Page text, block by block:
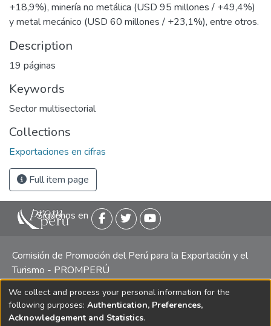
+18,9%), minería no metálica (USD 95 millones / +49,4%)
y metal mecánico (USD 60 millones / +23,1%), entre otros.
Description
19 páginas
Keywords
Sector multisectorial
Collections
Exportaciones en cifras
Full item page
Siguenos en
Comisión de Promoción del Perú para la Exportación y el
Turismo - PROMPERÚ
Central telefónica: (511) 616 7300 / 616 7400 Calle Uno
Oeste 50, Edificio Mincetur, Pisos 13 y 14, San Isidro -
We collect and process your personal information for the
following purposes: Authentication, Preferences,
Acknowledgement and Statistics.